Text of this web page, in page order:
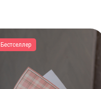
Бестселлер